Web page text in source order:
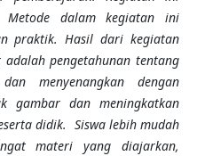
dalam kegiatan ini
praktik. Hasil dari kegiatan
pengetahunan tentang
menyenangkan dengan
gambar dan meningkatkan
didik. Siswa lebih mudah
materi yang diajarkan,